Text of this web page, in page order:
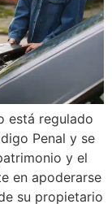
está regulado
Penal y se
y el
en apoderarse
su propietario